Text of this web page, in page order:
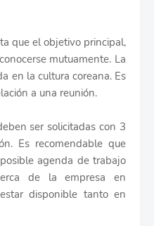
que el objetivo principal,
mutuamente. La
en la cultura coreana. Es
a una reunión.
ser solicitadas con 3
Es recomendable que
agenda de trabajo
de la empresa en
disponible tanto en